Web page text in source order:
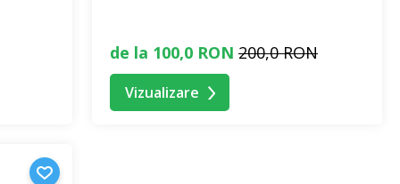
de la 100,0 RON 200,0 RON
Vizualizare